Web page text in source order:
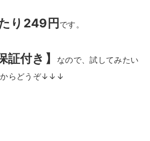
り249円 です。
証付き】
なので、試してみたい
からどうぞ↓↓↓